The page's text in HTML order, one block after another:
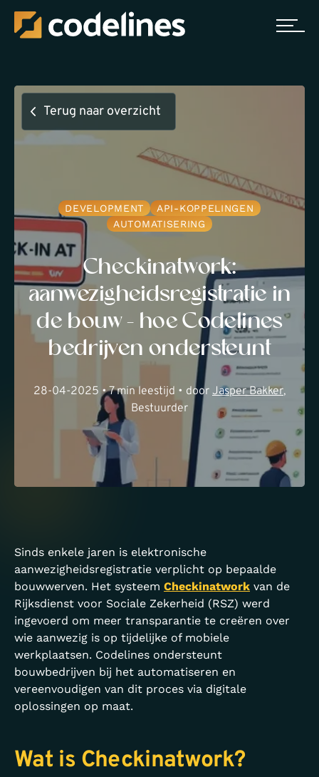
Terug naar overzicht
DEVELOPMENT
API-KOPPELINGEN
AUTOMATISERING
Checkinatwork:
aanwezigheidsregistratie in
de bouw – hoe Codelines
bedrijven ondersteunt
28-04-2025 • 7 min leestijd • door Jasper Bakker,
Bestuurder
Sinds enkele jaren is elektronische
aanwezigheidsregistratie verplicht op bepaalde
bouwwerven. Het systeem Checkinatwork van de
Rijksdienst voor Sociale Zekerheid (RSZ) werd
ingevoerd om meer transparantie te creëren over
wie aanwezig is op tijdelijke of mobiele
werkplaatsen. Codelines ondersteunt
bouwbedrijven bij het automatiseren en
vereenvoudigen van dit proces via digitale
oplossingen op maat.
Wat is Checkinatwork?